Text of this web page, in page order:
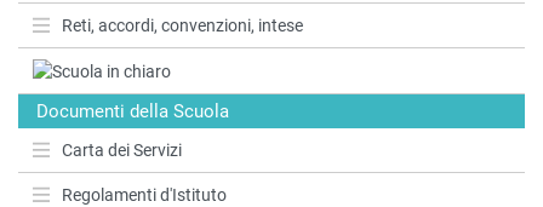
Reti, accordi, convenzioni, intese
Documenti della Scuola
Carta dei Servizi
Regolamenti d'Istituto